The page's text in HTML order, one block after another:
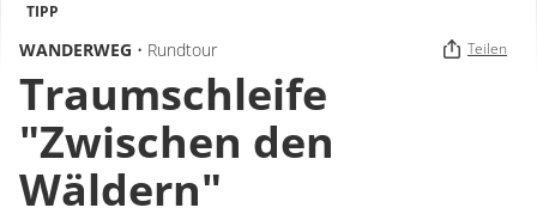
TIPP
WANDERWEG • Rundtour Teilen
Traumschleife
"Zwischen den
Wäldern"